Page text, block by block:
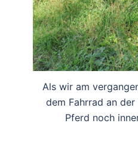
Als wir am
dem Fahrrad an
Pferd noch